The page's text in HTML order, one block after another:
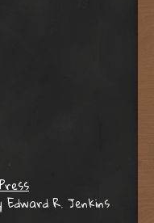
R. Jenkins